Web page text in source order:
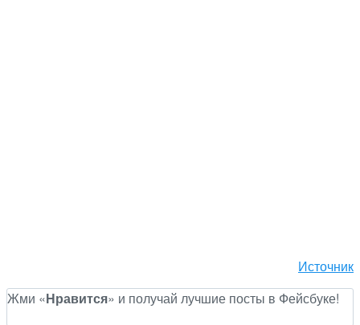
Источник
Жми «Нравится» и получай лучшие посты в Фейсбуке!